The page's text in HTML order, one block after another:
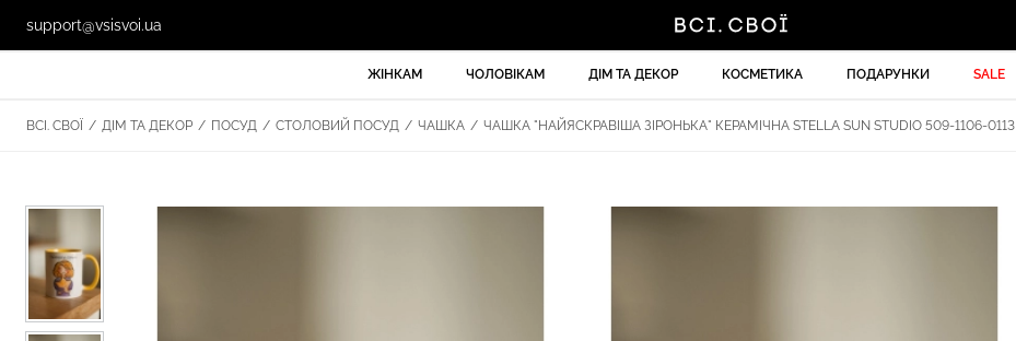
support@vsisvoi.ua
ЖІНКАМ ЧОЛОВІКАМ ДІМ ТА ДЕКОР КОСМЕТИКА ПОДАРУНКИ SALE
ВСІ. СВОЇ / ДІМ ТА ДЕКОР / ПОСУД / СТОЛОВИЙ ПОСУД / ЧАШКА / ЧАШКА "НАЙЯСКРАВІША ЗІРОНЬКА" КЕРАМІЧНА STELLA SUN STUDIO 509-1106-0113